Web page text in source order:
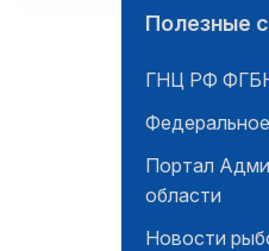
Полезные
ГНЦ РФ
Портал
области
Новости